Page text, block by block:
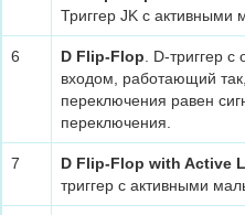
Триггер JK с
6 D Flip-Flop . D-триггер
входом, работающий
переключения равен
переключения.
7 D Flip-Flop with Active
триггер с активными